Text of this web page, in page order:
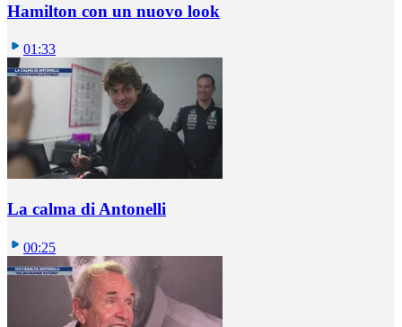
Hamilton con un nuovo look
01:33
La calma di Antonelli
00:25